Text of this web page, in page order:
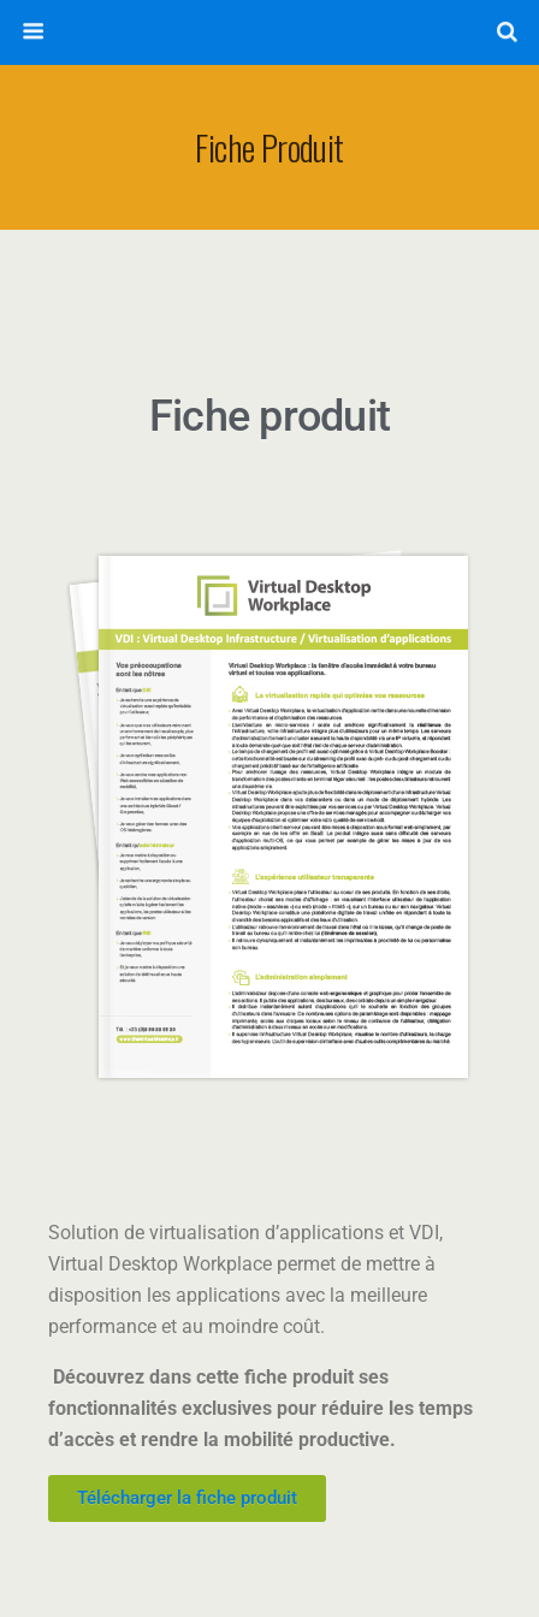
Fiche Produit
Fiche produit
Solution de virtualisation d’applications et VDI,
Virtual Desktop Workplace permet de mettre à
disposition les applications avec la meilleure
performance et au moindre coût.
Découvrez dans cette fiche produit ses
fonctionnalités exclusives pour réduire les temps
d’accès et rendre la mobilité productive.
Télécharger la fiche produit